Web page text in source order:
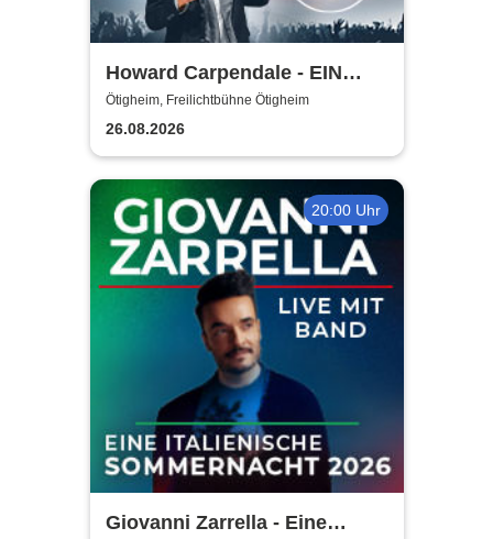
Howard Carpendale - EIN
SOMMER MIT EUCH – 2026
Ötigheim, Freilichtbühne Ötigheim
26.08.2026
20:00 Uhr
Giovanni Zarrella - Eine